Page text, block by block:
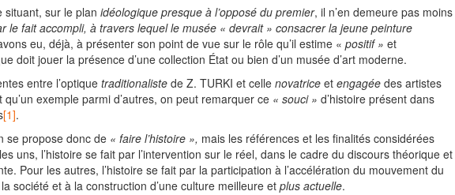
situant, sur le plan idéologique presque à l’opposé du premier, il n’en demeure pas moins
le fait accompli, à travers lequel le musée « devrait » consacrer la jeune peinture
eu, déjà, à présenter son point de vue sur le rôle qu’il estime « positif » et
doit jouer la présence d’une collection État ou bien d’un musée d’art moderne.
entre l’optiquetraditionaliste de Z. TURKI et celle novatrice et engagée des artistes
qu’un exemple parmi d’autres, on peut remarquer ce « souci » d’histoire présent dans
[1].
se propose donc de « faire l’histoire », mais les références et les finalités considérées
uns, l’histoire se fait par l’intervention sur le réel, dans le cadre du discours théorique et
Pour les autres, l’histoire se fait par la participation à l’accélération du mouvement du
société et à la construction d’une culture meilleure et plus actuelle.